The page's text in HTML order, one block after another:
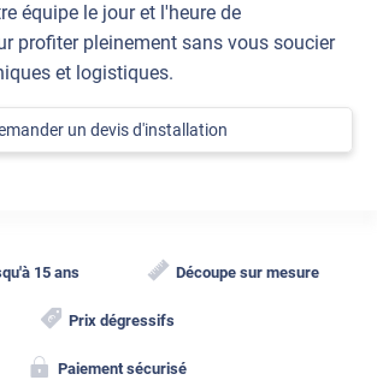
équipe le jour et l'heure de
profiter pleinement sans vous soucier
et logistiques.
un devis d'installation
15 ans Découpe sur mesure
Prix dégressifs
Paiement sécurisé